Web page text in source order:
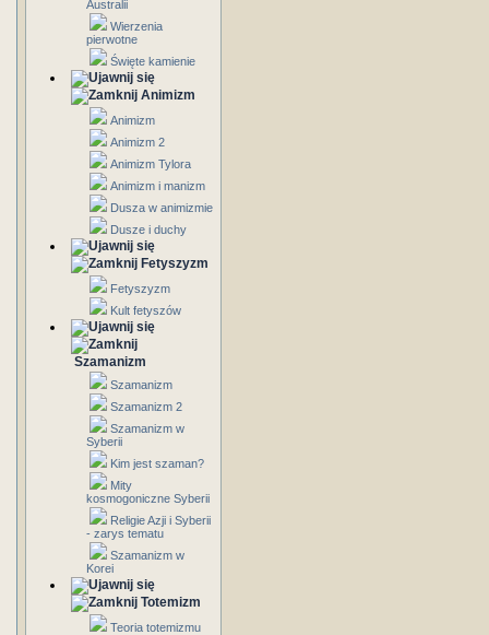
Australii
Wierzenia
pierwotne
Święte kamienie
Animizm
Animizm
Animizm 2
Animizm Tylora
Animizm i manizm
Dusza w animizmie
Dusze i duchy
Fetyszyzm
Fetyszyzm
Kult fetyszów
Szamanizm
Szamanizm
Szamanizm 2
Szamanizm w
Syberii
Kim jest szaman?
Mity
kosmogoniczne Syberii
Religie Azji i Syberii
- zarys tematu
Szamanizm w
Korei
Totemizm
Teoria totemizmu